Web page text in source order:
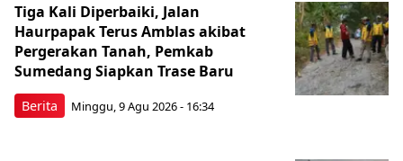
Berita
Tiga Kali Diperbaiki, Jalan
Haurpapak Terus Amblas akibat
Pergerakan Tanah, Pemkab
Sumedang Siapkan Trase Baru
Minggu, 9 Agu 2026 - 16:34